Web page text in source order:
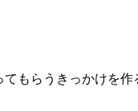
もらうきっかけを